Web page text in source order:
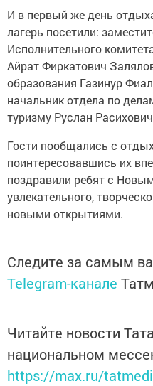
И в первый же день
лагерь посетили:
Исполнительного
Айрат Фиркатович
образования Газинур
начальник отдела по
туризму Руслан
Гости пообщались с
поинтересовавшись их
поздравили ребят с
увлекательного,
новыми открытиями.
Следите за самым
Telegram-канале
Читайте новости
национальном
https://max.ru/